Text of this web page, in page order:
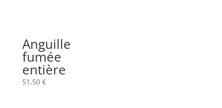
Anguille
fumée
entière
51,50 €